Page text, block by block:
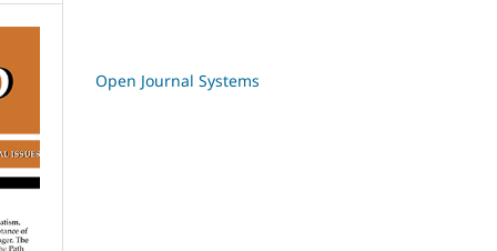
Open Journal Systems